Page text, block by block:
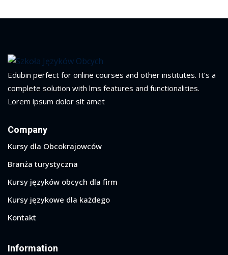
Edubin perfect for online courses and other institutes. It’s a
complete solution with lms features and functionalities.
Lorem ipsum dolor sit amet
Company
Kursy dla Obcokrajowców
Branża turystyczna
Kursy języków obcych dla firm
Kursy językowe dla każdego
Kontakt
Information